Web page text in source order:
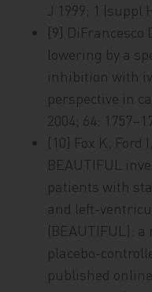
J 1999; 1 (suppl
[9] DiFrancesco
lowering by a
inhibition with
perspective in
2004; 64:
[10] Fox K, Ford
BEAUTIFUL
patients with
and left-
(BEAUTIFUL):
placebo-
published